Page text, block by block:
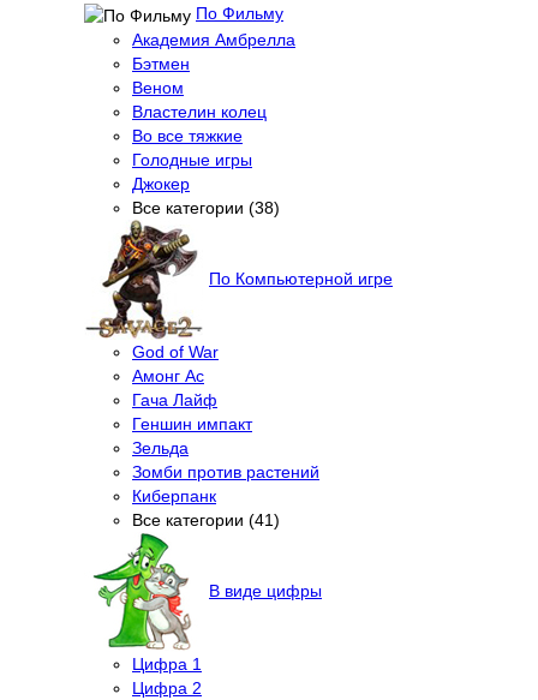
По Фильму
Академия Амбрелла
Бэтмен
Веном
Властелин колец
Во все тяжкие
Голодные игры
Джокер
Все категории (38)
По Компьютерной игре
God of War
Амонг Ас
Гача Лайф
Геншин импакт
Зельда
Зомби против растений
Киберпанк
Все категории (41)
В виде цифры
Цифра 1
Цифра 2